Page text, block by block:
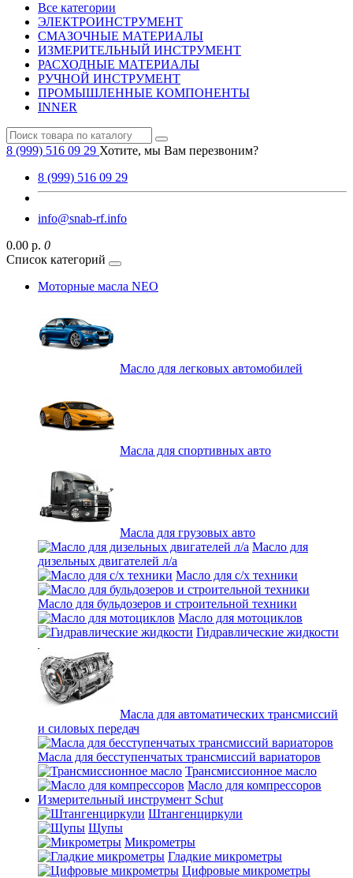
Все категории
ЭЛЕКТРОИНСТРУМЕНТ
СМАЗОЧНЫЕ МАТЕРИАЛЫ
ИЗМЕРИТЕЛЬНЫЙ ИНСТРУМЕНТ
РАСХОДНЫЕ МАТЕРИАЛЫ
РУЧНОЙ ИНСТРУМЕНТ
ПРОМЫШЛЕННЫЕ КОМПОНЕНТЫ
INNER
8 (999) 516 09 29 Хотите, мы Вам перезвоним?
8 (999) 516 09 29
info@snab-rf.info
0.00 р. 0
Список категорий
Моторные масла NEO
Масло для легковых автомобилей
Масла для спортивных авто
Масла для грузовых авто
Масло для
дизельных двигателей л/а
Масло для с/х техники
Масло для бульдозеров и строительной техники
Масло для мотоциклов
Гидравлические жидкости
Масла для автоматических трансмиссий
и силовых передач
Масла для бесступенчатых трансмиссий вариаторов
Трансмиссионное масло
Масло для компрессоров
Измерительный инструмент Schut
Штангенциркули
Щупы
Микрометры
Гладкие микрометры
Цифровые микрометры